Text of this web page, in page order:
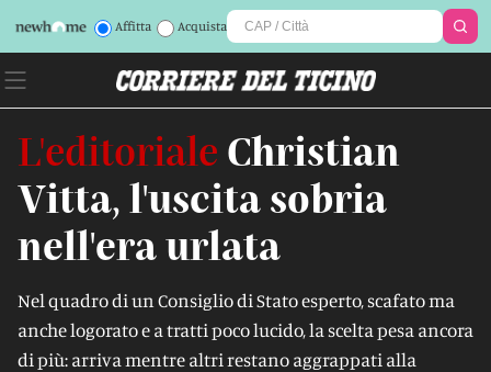
Affitta Acquista
L'editoriale Christian
Vitta, l'uscita sobria
nell'era urlata
Nel quadro di un Consiglio di Stato esperto, scafato ma
anche logorato e a tratti poco lucido, la scelta pesa ancora
di più: arriva mentre altri restano aggrappati alla